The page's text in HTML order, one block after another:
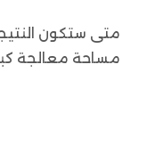
متى ستكون
مساحة معالجة